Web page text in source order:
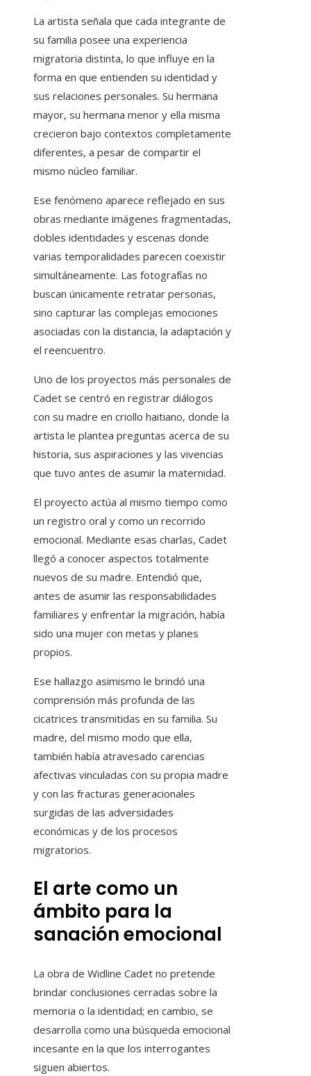
La artista señala que cada integrante de
su familia posee una experiencia
migratoria distinta, lo que influye en la
forma en que entienden su identidad y
sus relaciones personales. Su hermana
mayor, su hermana menor y ella misma
crecieron bajo contextos completamente
diferentes, a pesar de compartir el
mismo núcleo familiar.
Ese fenómeno aparece reflejado en sus
obras mediante imágenes fragmentadas,
dobles identidades y escenas donde
varias temporalidades parecen coexistir
simultáneamente. Las fotografías no
buscan únicamente retratar personas,
sino capturar las complejas emociones
asociadas con la distancia, la adaptación y
el reencuentro.
Uno de los proyectos más personales de
Cadet se centró en registrar diálogos
con su madre en criollo haitiano, donde la
artista le plantea preguntas acerca de su
historia, sus aspiraciones y las vivencias
que tuvo antes de asumir la maternidad.
El proyecto actúa al mismo tiempo como
un registro oral y como un recorrido
emocional. Mediante esas charlas, Cadet
llegó a conocer aspectos totalmente
nuevos de su madre. Entendió que,
antes de asumir las responsabilidades
familiares y enfrentar la migración, había
sido una mujer con metas y planes
propios.
Ese hallazgo asimismo le brindó una
comprensión más profunda de las
cicatrices transmitidas en su familia. Su
madre, del mismo modo que ella,
también había atravesado carencias
afectivas vinculadas con su propia madre
y con las fracturas generacionales
surgidas de las adversidades
económicas y de los procesos
migratorios.
El arte como un
ámbito para la
sanación emocional
La obra de Widline Cadet no pretende
brindar conclusiones cerradas sobre la
memoria o la identidad; en cambio, se
desarrolla como una búsqueda emocional
incesante en la que los interrogantes
siguen abiertos.